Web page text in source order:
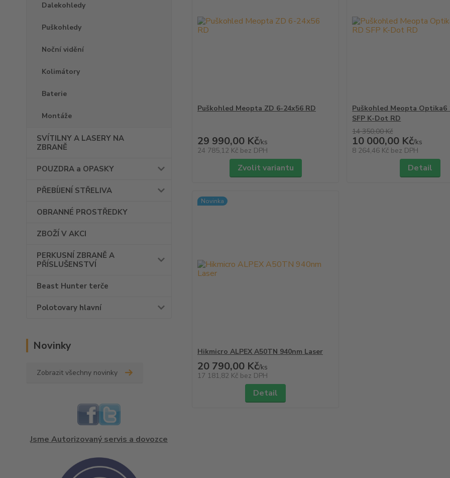
Dalekohledy
Puškohledy
Noční vidění
Kolimátory
Baterie
Montáže
SVÍTILNY A LASERY NA
ZBRANĚ
POUZDRA a OPASKY
PŘEBÍJENÍ STŘELIVA
OBRANNÉ PROSTŘEDKY
ZBOŽÍ V AKCI
PERKUSNÍ ZBRANĚ A
PŘÍSLUŠENSTVÍ
Beast Hunter terče
Polotovary hlavní
Novinky
Zobrazit všechny novinky
Jsme Autorizovaný servis a dovozce
Puškohled Meopta ZD 6-24x56 RD
29 990,00 Kč/ks
24 785,12 Kč bez DPH
Zvolit variantu
Puškohled Meopta Optika6
SFP K-Dot RD
14 350,00 Kč
10 000,00 Kč/ks
8 264,46 Kč bez DPH
Detail
Novinka
Hikmicro ALPEX A50TN 940nm Laser
20 790,00 Kč/ks
17 181,82 Kč bez DPH
Detail